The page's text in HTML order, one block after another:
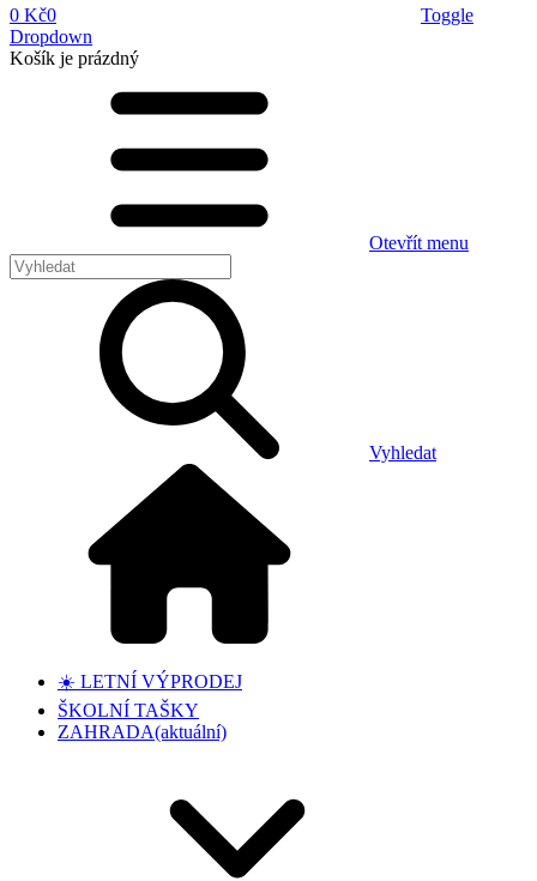
0 Kč0
Toggle
Dropdown
Košík je prázdný
Otevřít menu
Vyhledat
☀️ LETNÍ VÝPRODEJ
ŠKOLNÍ TAŠKY
ZAHRADA(aktuální)